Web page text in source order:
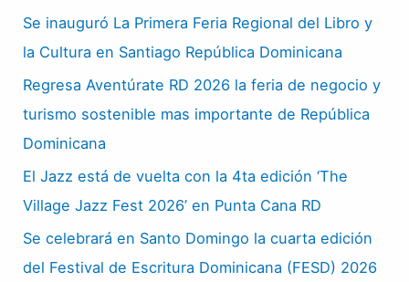
Se inauguró La Primera Feria Regional del Libro y
la Cultura en Santiago República Dominicana
Regresa Aventúrate RD 2026 la feria de negocio y
turismo sostenible mas importante de República
Dominicana
El Jazz está de vuelta con la 4ta edición ‘The
Village Jazz Fest 2026’ en Punta Cana RD
Se celebrará en Santo Domingo la cuarta edición
del Festival de Escritura Dominicana (FESD) 2026